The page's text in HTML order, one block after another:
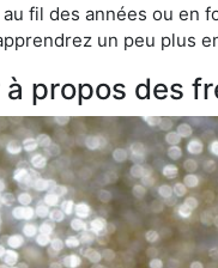
au fil des années ou en
un peu plus
à propos des